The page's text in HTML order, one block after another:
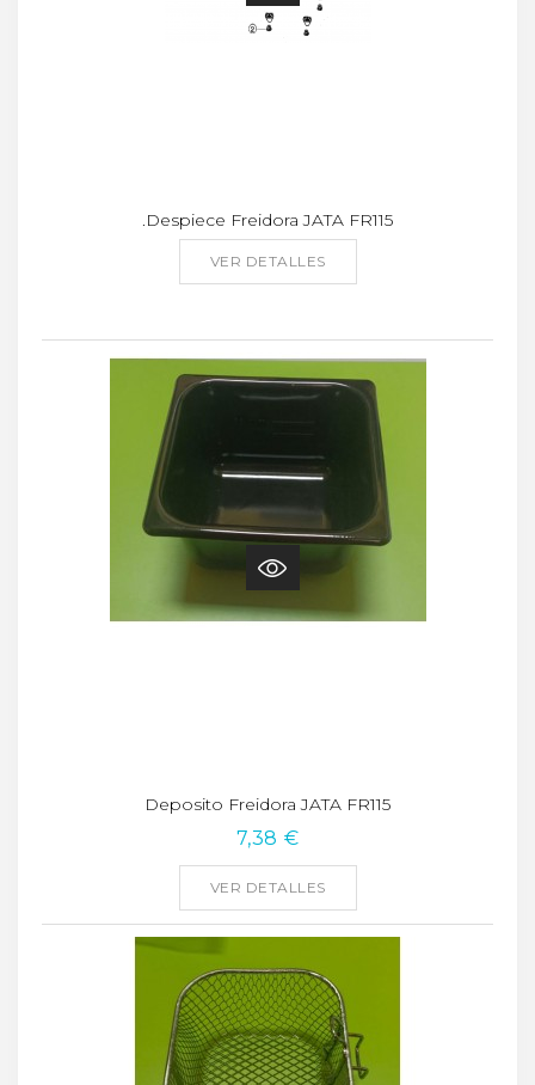
.Despiece Freidora JATA FR115
VER DETALLES
Deposito Freidora JATA FR115
7,38 €
VER DETALLES